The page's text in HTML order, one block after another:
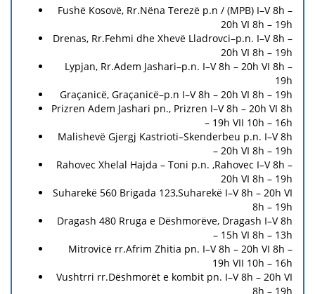
Fushë Kosovë, Rr.Nëna Terezë p.n / (MPB) I–V 8h –
20h VI 8h – 19h
Drenas, Rr.Fehmi dhe Xhevë Lladrovci–p.n. I–V 8h –
20h VI 8h – 19h
Lypjan, Rr.Adem Jashari–p.n. I–V 8h – 20h VI 8h –
19h
Graçanicë, Graçanicë–p.n I–V 8h – 20h VI 8h – 19h
Prizren Adem Jashari pn., Prizren I–V 8h – 20h VI 8h
– 19h VII 10h – 16h
Malishevë Gjergj Kastrioti–Skenderbeu p.n. I–V 8h
– 20h VI 8h – 19h
Rahovec Xhelal Hajda – Toni p.n. ,Rahovec I–V 8h –
20h VI 8h – 19h
Suharekë 560 Brigada 123,Suharekë I–V 8h – 20h VI
8h – 19h
Dragash 480 Rruga e Dëshmorëve, Dragash I–V 8h
– 15h VI 8h – 13h
Mitrovicë rr.Afrim Zhitia pn. I–V 8h – 20h VI 8h –
19h VII 10h – 16h
Vushtrri rr.Dëshmorët e kombit pn. I–V 8h – 20h VI
8h – 19h